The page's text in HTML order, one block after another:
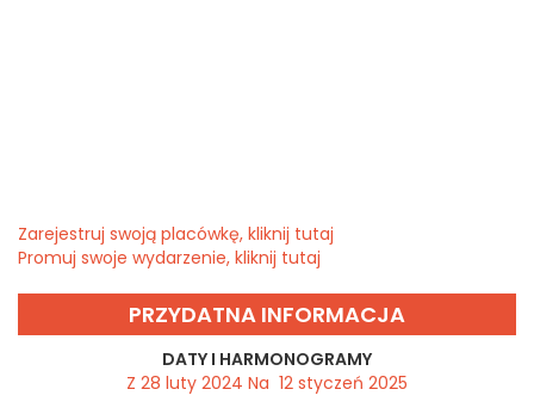
Zarejestruj swoją placówkę, kliknij tutaj
Promuj swoje wydarzenie, kliknij tutaj
PRZYDATNA INFORMACJA
DATY I HARMONOGRAMY
Z 28 luty 2024 Na 12 styczeń 2025